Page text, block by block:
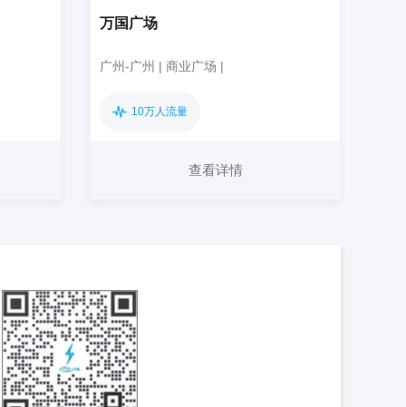
万国广场
广州-广州 | 商业广场 |
10万人流量
查看详情